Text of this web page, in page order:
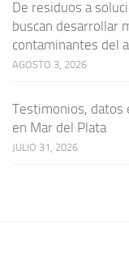
De residuos a
buscan desarrollar
contaminantes del
AGOSTO 3, 2026
Testimonios, datos
en Mar del Plata
JULIO 31, 2026